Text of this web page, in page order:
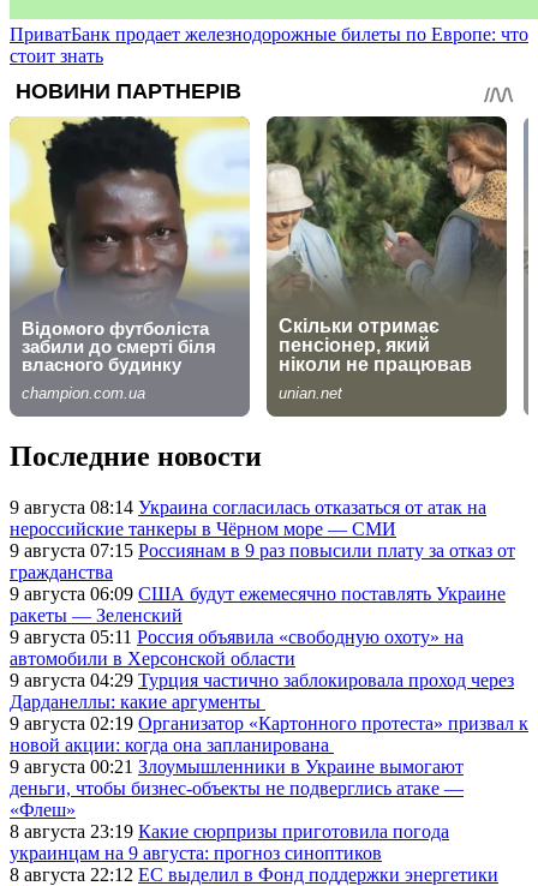
ПриватБанк продает железнодорожные билеты по Европе: что
стоит знать
Последние новости
9 августа 08:14 Украина согласилась отказаться от атак на
нероссийские танкеры в Чёрном море — СМИ
9 августа 07:15 Россиянам в 9 раз повысили плату за отказ от
гражданства
9 августа 06:09 США будут ежемесячно поставлять Украине
ракеты — Зеленский
9 августа 05:11 Россия объявила «свободную охоту» на
автомобили в Херсонской области
9 августа 04:29 Турция частично заблокировала проход через
Дарданеллы: какие аргументы
9 августа 02:19 Организатор «Картонного протеста» призвал к
новой акции: когда она запланирована
9 августа 00:21 Злоумышленники в Украине вымогают
деньги, чтобы бизнес-объекты не подверглись атаке —
«Флеш»
8 августа 23:19 Какие сюрпризы приготовила погода
украинцам на 9 августа: прогноз синоптиков
8 августа 22:12 ЕС выделил в Фонд поддержки энергетики